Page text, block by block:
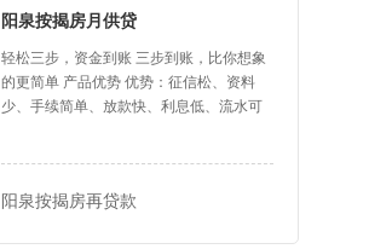
阳泉按揭房月供贷
轻松三步，资金到账 三步到账，比你想象
的更简单 产品优势 优势：征信松、资料
少、手续简单、放款快、利息低、流水可
阳泉按揭房再贷款